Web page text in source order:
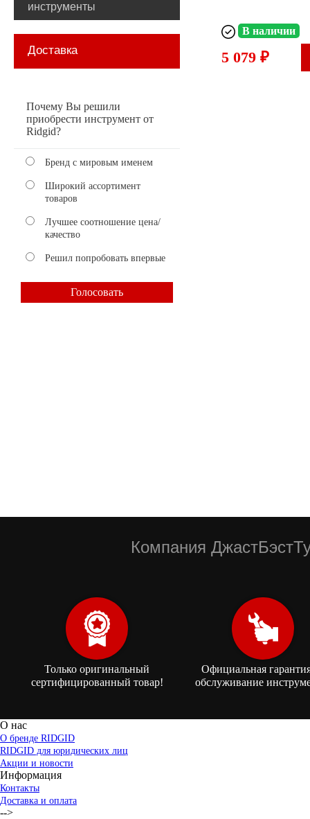
инструменты
Доставка
Почему Вы решили
приобрести инструмент от
Ridgid?
Бренд с мировым именем
Широкий ассортимент
товаров
Лучшее соотношение цена/
качество
Решил попробовать впервые
В наличии
5 079 ₽
Компания
Только оригинальный
сертифицированный товар!
Официальная
обслуживание
О нас
О бренде RIDGID
RIDGID для юридических лиц
Акции и новости
Информация
Контакты
Доставка и оплата
-->